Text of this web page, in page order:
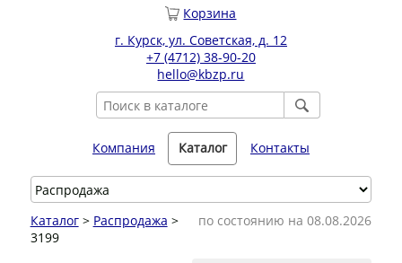
Корзина
г. Курск, ул. Советская, д. 12
+7 (4712) 38-90-20
hello@kbzp.ru
Компания Каталог Контакты
по состоянию на 08.08.2026
Каталог> Распродажа >
3199